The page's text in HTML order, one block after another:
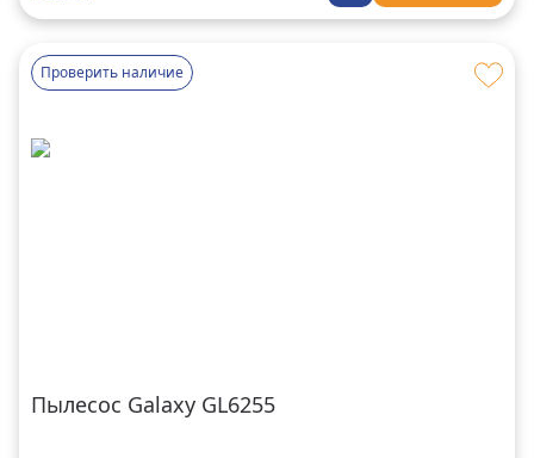
Проверить наличие
Пылесос Galaxy GL6255